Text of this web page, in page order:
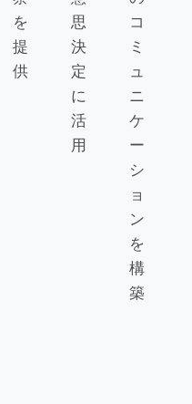
を
提
供
思
決
定
に
活
用
コ
ミ
ュ
ニ
ケ
ー
シ
ョ
ン
を
構
築